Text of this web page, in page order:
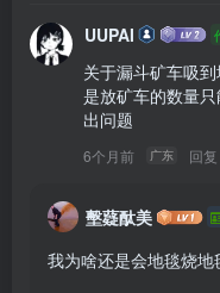
UUPAI
关于漏斗矿车吸
是放矿车的数量
出问题
6个月前 广东 回复
墼薿酞美
我为啥还是会地毯烧地